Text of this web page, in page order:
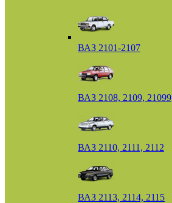
ВАЗ 2101-2107
ВАЗ 2108, 2109, 21099
ВАЗ 2110, 2111, 2112
ВАЗ 2113, 2114, 2115